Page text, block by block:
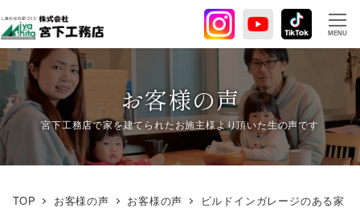
イ
ン
コ
テ
ン
ツ
へ
MENU
お客様の声
TOP お客様の声 お客様の声 ビルドインガレージのある家